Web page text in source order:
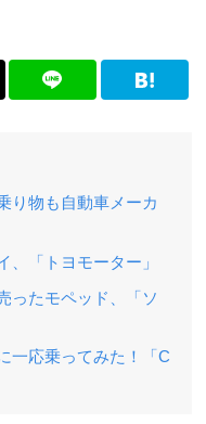
り物も自動車メーカ
、「トヨモーター」
ったモペッド、「ソ
一応乗ってみた！「C